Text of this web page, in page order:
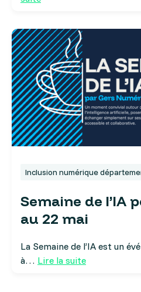
Inclusion numérique
Semaine de l’IA
au 22 mai
La Semaine de l’IA est un
à… Lire la suite